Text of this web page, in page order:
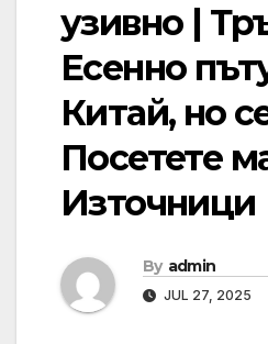
узивно |
Есенно
Китай, но
Посетете
Източници
By admin
JUL 27, 2025